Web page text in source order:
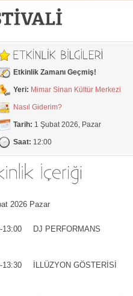
Etkinlik Zamanı Geçmiş!
Yeri: Mimar Sinan Kültür Merkezi
Nasıl Giderim?
Tarih: 1 Şubat 2026, Pazar
Saat: 12:00
2026 Pazar
13:00 DJ PERFORMANS
13:30 İLLÜZYON GÖSTERİSİ